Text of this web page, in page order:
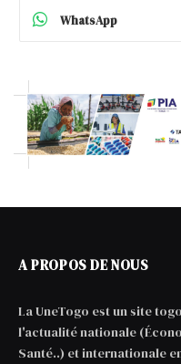
WhatsApp
A PROPOS DE NOUS
La UneTogo est un site
l'actualité nationale
Santé..) et internationale